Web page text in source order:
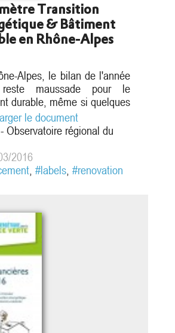
Transition
& Bâtiment
en Rhône-Alpes
Alpes, le bilan de l'année
maussade pour le
durable, même si quelques
apparaissent
trimestre.
le document
Observatoire régional du
2016
, #labels, #renovation